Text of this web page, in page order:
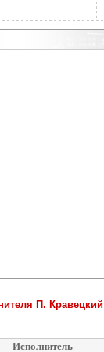
П. Кравецкий
Исполнитель